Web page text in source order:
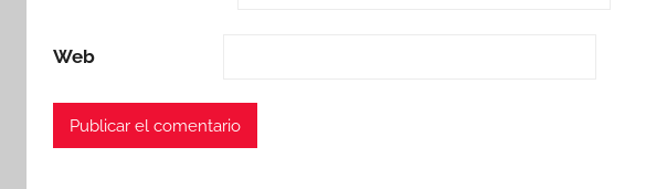
Web